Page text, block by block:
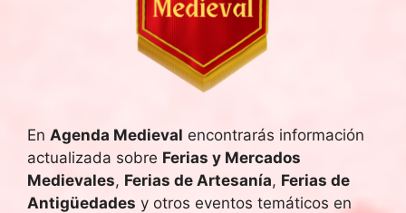
En Agenda Medieval encontrarás información
actualizada sobre Ferias y Mercados
Medievales, Ferias de Artesanía, Ferias de
Antigüedades y otros eventos temáticos en